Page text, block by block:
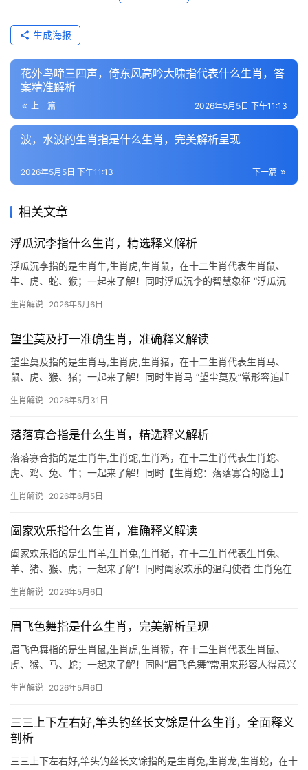
生成海报
花外鸟啼三四声，倚东风高吟大啸指代表什么生肖，答
案精准解析
上一篇 2026年5月5日 下午11:13
波，水波的生肖指是什么生肖，完美解析呈现
下一篇
2026年5月5日 下午11:13
相关文章
浮瓜沉李指什么生肖，精选释义解析
浮瓜沉李指的是生肖牛,生肖虎,生肖鼠，在十二生肖代表生肖鼠、
牛、虎、蛇、猴；一起来了解！同时浮瓜沉李的智慧象征 “浮瓜沉
玄机，若问它代表哪个生肖，答案非生肖鼠莫属，鼠性机敏，善借
生肖解说 2026年5月6日
望尘莫及打一准确生肖，准确释义解读
望尘莫及指的是生肖马,生肖虎,生肖猪，在十二生肖代表生肖马、
鼠、虎、猴、猪；一起来了解！同时生肖马 “望尘莫及”常形容追赶
肖马天生具有一骑绝尘的爆发力，他人只能望其背影，2026年对生
生肖解说 2026年5月31日
落落寡合指是什么生肖，精选释义解析
落落寡合指的是生肖牛,生肖蛇,生肖鸡，在十二生肖代表生肖蛇、
虎、鸡、兔、牛；一起来了解！同时【生肖蛇：落落寡合的隐士】
恰如命理中“曲直难合”之象，2026年对蛇人而言极为关键，尤其是
生肖解说 2026年6月5日
阖家欢乐指什么生肖，准确释义解读
阖家欢乐指的是生肖羊,生肖兔,生肖猪，在十二生肖代表生肖兔、
羊、猪、猴、虎；一起来了解！同时阖家欢乐的温润使者 生肖兔在
的力量，古语云“兔跃春庭，家宅兴旺”，属兔人常以细腻情感维系亲
生肖解说 2026年5月6日
眉飞色舞指是什么生肖，完美解析呈现
眉飞色舞指的是生肖鼠,生肖虎,生肖猴，在十二生肖代表生肖鼠、
虎、猴、马、蛇；一起来了解！同时“眉飞色舞”常用来形容人得意兴
精于算计，遇事总能“眉飞色舞”地抢占先机，古籍《玉匣记》有云：
生肖解说 2026年5月6日
三三上下左右好,竿头钓丝长文馀是什么生肖，全面释义
剖析
三三上下左右好,竿头钓丝长文馀指的是生肖兔,生肖龙,生肖蛇，在十